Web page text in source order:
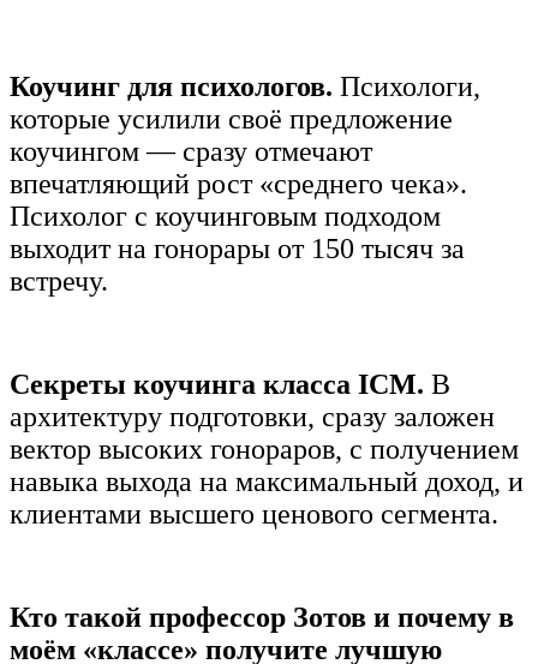
Коучинг для психологов. Психологи,
которые усилили своё предложение
коучингом — сразу отмечают
впечатляющий рост «среднего чека».
Психолог с коучинговым подходом
выходит на гонорары от 150 тысяч за
встречу.
Секреты коучинга класса ICM. В
архитектуру подготовки, сразу заложен
вектор высоких гонораров, с получением
навыка выхода на максимальный доход, и
клиентами высшего ценового сегмента.
Кто такой профессор Зотов и почему в
моём «классе» получите лучшую